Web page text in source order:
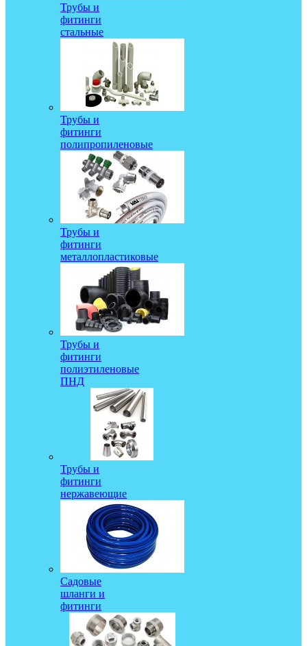
Трубы и
фитинги
стальные
Трубы и
фитинги
полипропиленовые
Трубы и
фитинги
металлопластиковые
Трубы и
фитинги
полиэтиленовые
ПНД
Трубы и
фитинги
нержавеющие
Садовые
шланги и
фитинги